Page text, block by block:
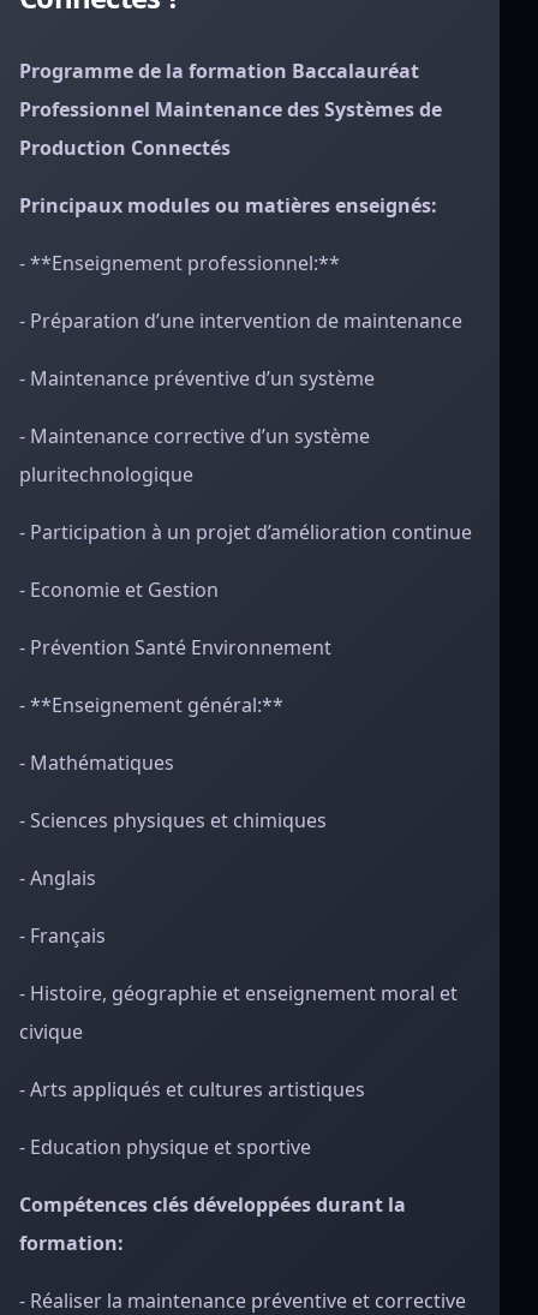
Programme de la formation Baccalauréat
Professionnel Maintenance des Systèmes de
Production Connectés
Principaux modules ou matières enseignés:
- **Enseignement professionnel:**
- Préparation d’une intervention de maintenance
- Maintenance préventive d’un système
- Maintenance corrective d’un système
pluritechnologique
- Participation à un projet d’amélioration continue
- Economie et Gestion
- Prévention Santé Environnement
- **Enseignement général:**
- Mathématiques
- Sciences physiques et chimiques
- Anglais
- Français
- Histoire, géographie et enseignement moral et
civique
- Arts appliqués et cultures artistiques
- Education physique et sportive
Compétences clés développées durant la
formation:
- Réaliser la maintenance préventive et corrective